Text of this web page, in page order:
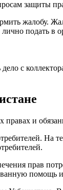
защиты
жалобу.
подать в
с
и
прав
помощь и